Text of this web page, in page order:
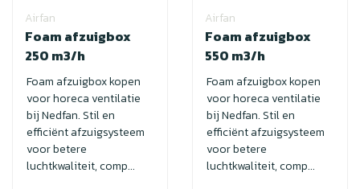
Airfan
Foam afzuigbox
250 m3/h
Foam afzuigbox kopen
voor horeca ventilatie
bij Nedfan. Stil en
efficiënt afzuigsysteem
voor betere
luchtkwaliteit, comp...
Airfan
Foam afzuigbox
550 m3/h
Foam afzuigbox kopen
voor horeca ventilatie
bij Nedfan. Stil en
efficiënt afzuigsysteem
voor betere
luchtkwaliteit, comp...